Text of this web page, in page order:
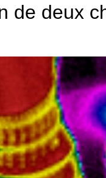
de deux